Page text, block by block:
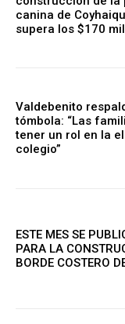
canina de
supera los $170
Valdebenito
tómbola: “Las
tener un rol en la
colegio”
ESTE MES SE
PARA LA
BORDE COSTERO